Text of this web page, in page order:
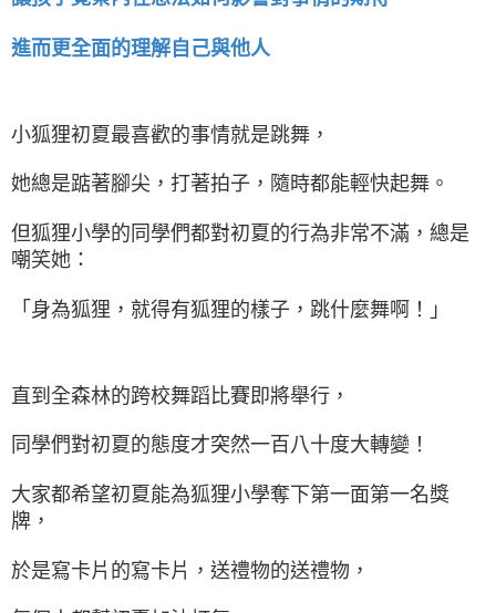
進而更全面的理解自己與他人
小狐狸初夏最喜歡的事情就是跳舞，
她總是踮著腳尖，打著拍子，隨時都能輕快起舞。
但狐狸小學的同學們都對初夏的行為非常不滿，總是
嘲笑她：
「身為狐狸，就得有狐狸的樣子，跳什麼舞啊！」
直到全森林的跨校舞蹈比賽即將舉行，
同學們對初夏的態度才突然一百八十度大轉變！
大家都希望初夏能為狐狸小學奪下第一面第一名獎
牌，
於是寫卡片的寫卡片，送禮物的送禮物，